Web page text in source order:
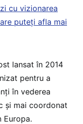
cu vizionarea
puteți afla mai
lansat în 2014
pentru a
în vederea
și mai coordonat
Europa.